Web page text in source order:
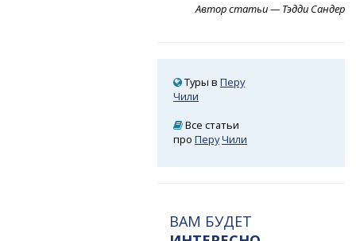
Автор статьи — Тэдди Сандер
Туры вПеру
Чили
Все статьи
проПеруЧили
ВАМ БУДЕТ